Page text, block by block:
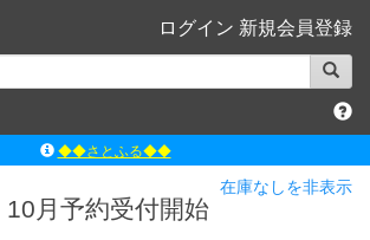
ログイン 新規会員登録
◆◆さとふる◆◆
アゾンダイレクトストア
在庫なしを非表示
10月予約受付開始